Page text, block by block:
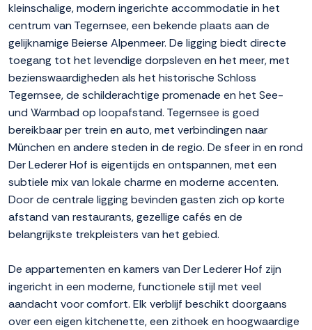
kleinschalige, modern ingerichte accommodatie in het
centrum van Tegernsee, een bekende plaats aan de
gelijknamige Beierse Alpenmeer. De ligging biedt directe
toegang tot het levendige dorpsleven en het meer, met
bezienswaardigheden als het historische Schloss
Tegernsee, de schilderachtige promenade en het See-
und Warmbad op loopafstand. Tegernsee is goed
bereikbaar per trein en auto, met verbindingen naar
München en andere steden in de regio. De sfeer in en rond
Der Lederer Hof is eigentijds en ontspannen, met een
subtiele mix van lokale charme en moderne accenten.
Door de centrale ligging bevinden gasten zich op korte
afstand van restaurants, gezellige cafés en de
belangrijkste trekpleisters van het gebied.
De appartementen en kamers van Der Lederer Hof zijn
ingericht in een moderne, functionele stijl met veel
aandacht voor comfort. Elk verblijf beschikt doorgaans
over een eigen kitchenette, een zithoek en hoogwaardige